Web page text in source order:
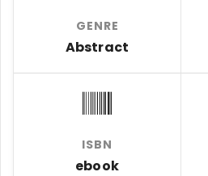
GENRE
Abstract
ISBN
ebook